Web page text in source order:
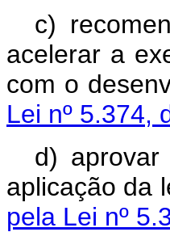
c)
acelerar a
com o
Lei nº 5.374,
d)
aplicação
pela Lei nº